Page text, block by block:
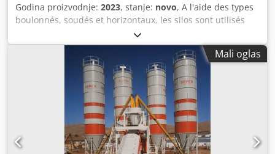
Godina proizvodnje: 2023, stanje: novo, A l'aide des types
boulonnés, soudés et horizontaux, les silos sont utilisés
pour stocker le ciment, les cendres volantes, la bentonite
et d'autres matériaux en vrac. Silos Soudés
Dcodpfxegavanj Ahksk Les silos soudés sont préférés pour
les faibles capacités de stockage, ils peuvent être
assemblés et opérés en 2 heures à l'aide d'une grue. Il est
préféré pour les solutions locales o les frais de transport
peuvent être négligés. Semix est capable de fabriquer des
silos soudés dans une gamme entre 50 et 150 tone. Silos
Boulonnés Les silos boulonnés sont préférés en raison de
leur compacité pour le transport. Il peut être transporté
Mali oglas